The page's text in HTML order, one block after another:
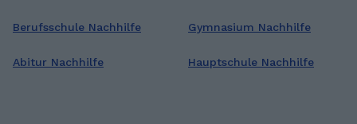
Berufsschule Nachhilfe Gymnasium Nachhilfe
Abitur Nachhilfe Hauptschule Nachhilfe